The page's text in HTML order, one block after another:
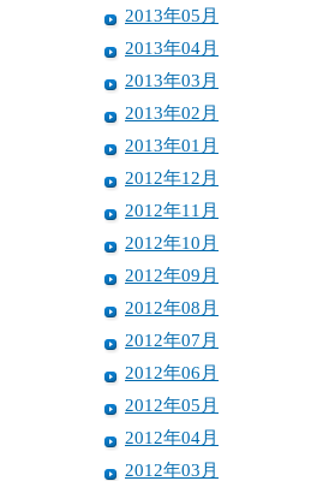
2013年05月
2013年04月
2013年03月
2013年02月
2013年01月
2012年12月
2012年11月
2012年10月
2012年09月
2012年08月
2012年07月
2012年06月
2012年05月
2012年04月
2012年03月